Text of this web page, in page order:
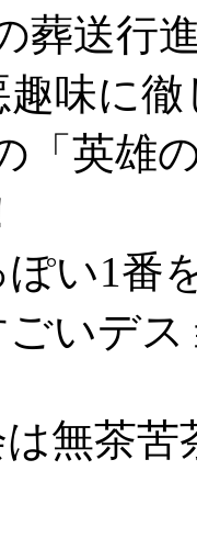
葬送行
趣味に
「英雄
い1番
いデス
無茶